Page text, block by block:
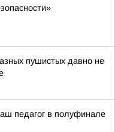
пушистых давно не
педагог в полуфинале